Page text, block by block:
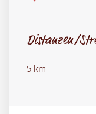
Distanzen/
5 km